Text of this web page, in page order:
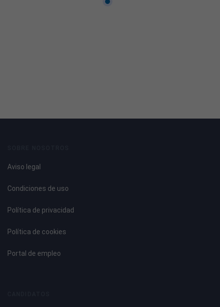
Aviso legal
Condiciones de uso
Política de privacidad
Política de cookies
Portal de empleo